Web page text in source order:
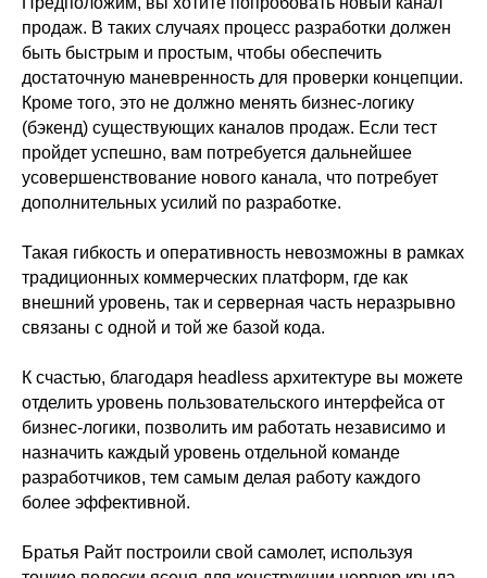
продаж. В таких случаях процесс разработки должен
быть быстрым и простым, чтобы обеспечить
достаточную маневренность для проверки концепции.
Кроме того, это не должно менять бизнес-логику
(бэкенд) существующих каналов продаж. Если тест
пройдет успешно, вам потребуется дальнейшее
усовершенствование нового канала, что потребует
дополнительных усилий по разработке.
Такая гибкость и оперативность невозможны в рамках
традиционных коммерческих платформ, где как
внешний уровень, так и серверная часть неразрывно
связаны с одной и той же базой кода.
К счастью, благодаря headless архитектуре вы можете
отделить уровень пользовательского интерфейса от
бизнес-логики, позволить им работать независимо и
назначить каждый уровень отдельной команде
разработчиков, тем самым делая работу каждого
более эффективной.
Братья Райт построили свой самолет, используя